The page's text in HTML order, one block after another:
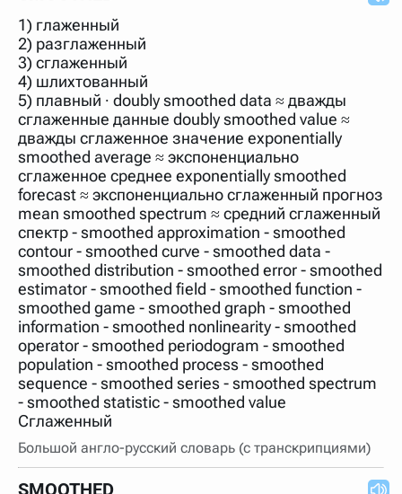
Если точное написание слова неизвестно (как в
кроссворде), неизвестную букву можно заменить
подстановочным знаком звёздочкой (*), а несколько
неизвестных букв — процентом (%). В этом случае меню
с вариантами работать не будет, а после ввода запроса
нужно будет нажать на кнопку "Найти".
Для более сложных случаев существует возможность
указывать несколько слов в запросе. Например, если
написать в строке запроса "Пушкин поэт" и нажать
"Найти", выведутся все словарные статьи о поэте
Пушкине, но не о городе.
В сложных запросах тоже могут присутствовать
неизвестные буквы. Например, в кроссворде есть
слово "***м***ов", в задании "русский поэт 19 века".
Пишем в Reword первым словом "***м***ов", далее
через пробел "поэт". Получается "***м***ов поэт" (без
кавычек). Нажимаем "Найти" и получаем статью
"Лермонтов" и не только.
Порядок словарей можно изменять, перетаскивая
словарь вверх или вниз за прямоугольник слева от
названия словаря. Также можно выключать ненужные
словари.
1) глаженный
2) разглаженный
3) сглаженный
4) шлихтованный
5) плавный ∙ doubly smoothed data ≈ дважды
сглаженные данные doubly smoothed value ≈
дважды сглаженное значение exponentially
smoothed average ≈ экспоненциально
сглаженное среднее exponentially smoothed
forecast ≈ экспоненциально сглаженный прогноз
mean smoothed spectrum ≈ средний сглаженный
спектр - smoothed approximation - smoothed
contour - smoothed curve - smoothed data -
smoothed distribution - smoothed error - smoothed
estimator - smoothed field - smoothed function -
smoothed game - smoothed graph - smoothed
information - smoothed nonlinearity - smoothed
operator - smoothed periodogram - smoothed
population - smoothed process - smoothed
sequence - smoothed series - smoothed spectrum
- smoothed statistic - smoothed value
Сглаженный
Большой англо-русский словарь (с транскрипциями)
SMOOTHED